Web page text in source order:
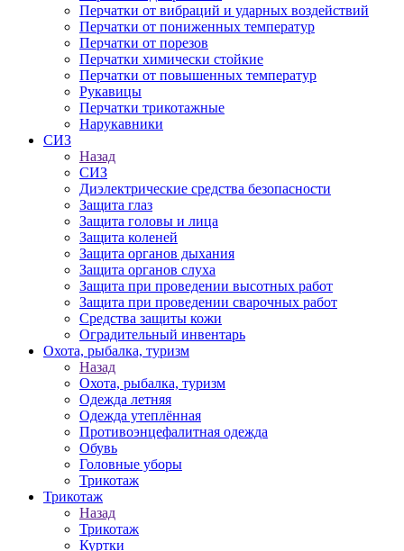
Перчатки от вибраций и ударных воздействий
Перчатки от пониженных температур
Перчатки от порезов
Перчатки химически стойкие
Перчатки от повышенных температур
Рукавицы
Перчатки трикотажные
Нарукавники
СИЗ
Назад
СИЗ
Диэлектрические средства безопасности
Защита глаз
Защита головы и лица
Защита коленей
Защита органов дыхания
Защита органов слуха
Защита при проведении высотных работ
Защита при проведении сварочных работ
Средства защиты кожи
Оградительный инвентарь
Охота, рыбалка, туризм
Назад
Охота, рыбалка, туризм
Одежда летняя
Одежда утеплённая
Противоэнцефалитная одежда
Обувь
Головные уборы
Трикотаж
Трикотаж
Назад
Трикотаж
Куртки